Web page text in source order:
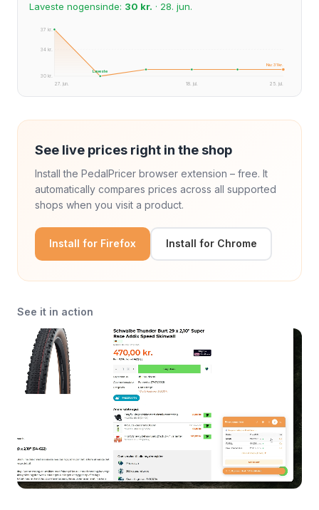
Laveste nogensinde: 30 kr. · 28. jun.
37 kr.
34 kr.
30 kr.
27. jun. 25. jul.
18. jul.
Laveste
Nu: 31 kr.
See live prices right in the shop
Install the PedalPricer browser extension – free. It
automatically compares prices across all supported
shops when you visit a product.
Install for Firefox Install for Chrome
See it in action